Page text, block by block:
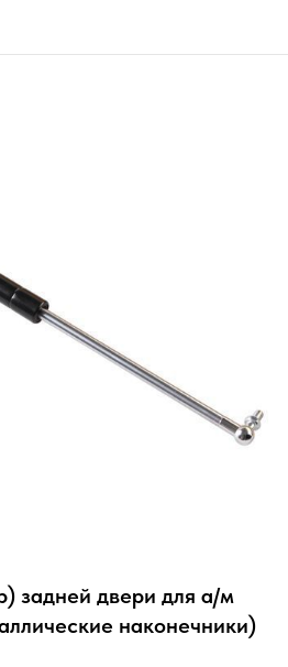
задней двери для а/м
наконечники)